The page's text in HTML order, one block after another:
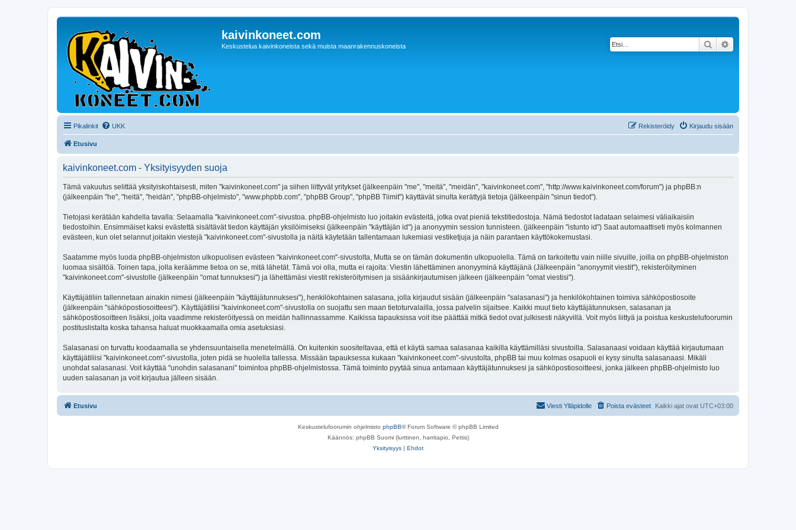
kaivinkoneet.com
Keskustelua kaivinkoneista sekä muista maanrakennuskoneista Etsi
Pikalinkit UKK Kirjaudu sisään
Rekisteröidy
Etusivu
kaivinkoneet.com - Yksityisyyden suoja
Tämä vakuutus selittää yksityiskohtaisesti, miten "kaivinkoneet.com" ja siihen liittyvät yritykset (jälkeenpäin "me", "meitä", "meidän", "kaivinkoneet.com", "http://www.kaivinkoneet.com/forum") ja phpBB:n
(jälkeenpäin "he", "heitä", "heidän", "phpBB-ohjelmisto", "www.phpbb.com", "phpBB Group", "phpBB Tiimit") käyttävät sinulta kerättyjä tietoja (jälkeenpäin "sinun tiedot").
Tietojasi kerätään kahdella tavalla: Selaamalla "kaivinkoneet.com"-sivustoa. phpBB-ohjelmisto luo joitakin evästeitä, jotka ovat pieniä tekstitiedostoja. Nämä tiedostot ladataan selaimesi väliaikaisiin
tiedostoihin. Ensimmäiset kaksi evästettä sisältävät tiedon käyttäjän yksilöimiseksi (jälkeenpäin "käyttäjän id") ja anonyymin session tunnisteen. (jälkeenpäin "istunto id") Saat automaattiseti myös kolmannen
evästeen, kun olet selannut joitakin viestejä "kaivinkoneet.com"-sivustolla ja näitä käytetään tallentamaan lukemiasi vestiketjuja ja näin parantaen käyttökokemustasi.
Saatamme myös luoda phpBB-ohjelmiston ulkopuolisen evästeen "kaivinkoneet.com"-sivustolta, Mutta se on tämän dokumentin ulkopuolella. Tämä on tarkoitettu vain niille sivuille, joilla on phpBB-ohjelmiston
luomaa sisältöä. Toinen tapa, jolla keräämme tietoa on se, mitä lähetät. Tämä voi olla, mutta ei rajoita: Viestin lähettäminen anonyyminä käyttäjänä (Jälkeenpäin "anonyymit viestit"), rekisteröityminen
"kaivinkoneet.com"-sivustolle (jälkeenpäin "omat tunnuksesi") ja lähettämäsi viestit rekisteröitymisen ja sisäänkirjautumisen jälkeen (jälkeenpäin "omat viestisi").
Käyttäjätiliin tallennetaan ainakin nimesi (jälkeenpäin "käyttäjätunnuksesi"), henkilökohtainen salasana, jolla kirjaudut sisään (jälkeenpäin "salasanasi") ja henkilökohtainen toimiva sähköpostiosoite
(jälkeenpäin "sähköpostiosoitteesi"). Käyttäjätilisi "kaivinkoneet.com"-sivustolla on suojattu sen maan tietoturvalailla, jossa palvelin sijaitsee. Kaikki muut tieto käyttäjätunnuksen, salasanan ja
sähköpostiosoitteen lisäksi, joita vaadimme rekisteröityessä on meidän hallinnassamme. Kaikissa tapauksissa voit itse päättää mitkä tiedot ovat julkisesti näkyvillä. Voit myös liittyä ja poistua keskustelufoorumin
postituslistalta koska tahansa haluat muokkaamalla omia asetuksiasi.
Salasanasi on turvattu koodaamalla se yhdensuuntaisella menetelmällä. On kuitenkin suositeltavaa, että et käytä samaa salasanaa kaikilla käyttämilläsi sivustoilla. Salasanaasi voidaan käyttää kirjautumaan
käyttäjätiliisi "kaivinkoneet.com"-sivustolla, joten pidä se huolella tallessa. Missään tapauksessa kukaan "kaivinkoneet.com"-sivustolta, phpBB tai muu kolmas osapuoli ei kysy sinulta salasanaasi. Mikäli
unohdat salasanasi. Voit käyttää "unohdin salasanani" toimintoa phpBB-ohjelmistossa. Tämä toiminto pyytää sinua antamaan käyttäjätunnuksesi ja sähköpostiosoitteesi, jonka jälkeen phpBB-ohjelmisto luo
uuden salasanan ja voit kirjautua jälleen sisään.
Etusivu Kaikki ajat ovat UTC+03:00
Poista evästeet
Viesti Ylläpidolle
Keskustelufoorumin ohjelmisto phpBB® Forum Software © phpBB Limited
Käännös: phpBB Suomi (lurttinen, harritapio, Pettis)
Yksityisyys | Ehdot